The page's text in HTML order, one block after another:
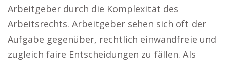
Arbeitgeber durch die Komplexität des
Arbeitsrechts. Arbeitgeber sehen sich oft der
Aufgabe gegenüber, rechtlich einwandfreie und
zugleich faire Entscheidungen zu fällen. Als